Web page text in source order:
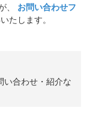
、
お問い合わせフ
たします。
い合わせ・紹介な